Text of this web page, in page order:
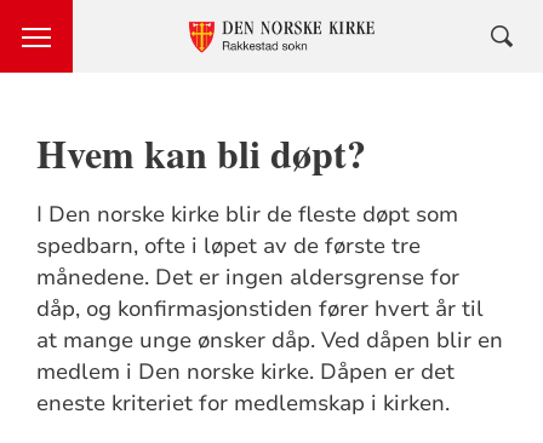
Hvem kan bli døpt?
I Den norske kirke blir de fleste døpt som
spedbarn, ofte i løpet av de første tre
månedene. Det er ingen aldersgrense for
dåp, og konfirmasjonstiden fører hvert år til
at mange unge ønsker dåp. Ved dåpen blir en
medlem i Den norske kirke. Dåpen er det
eneste kriteriet for medlemskap i kirken.